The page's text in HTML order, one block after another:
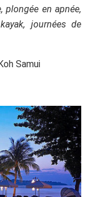
plongée en apnée,
journées de
Samui